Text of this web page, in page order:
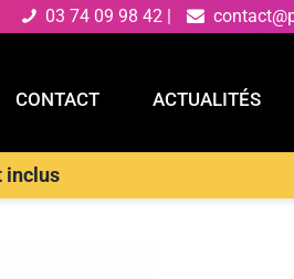
03 74 09 98 42 |
CONTACT ACTUALITÉS
inclus
CONTACT
DESIGN Lampe à suspension Santana